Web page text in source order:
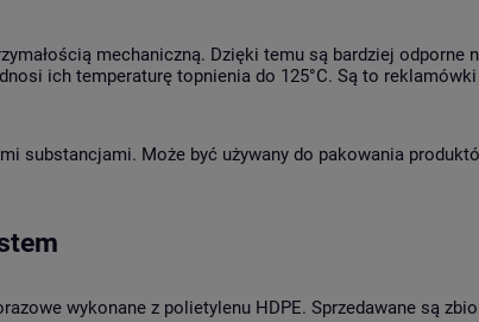
mechaniczną. Dzięki temu są bardziej odporne
ich temperaturę topnienia do 125°C. Są to
substancjami. Może być używany do pakowania
wykonane z polietylenu HDPE. Sprzedawane są